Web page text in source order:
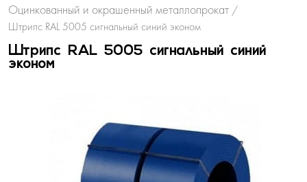
Оцинкованный и окрашенный металлопрокат /
Штрипс RAL 5005 сигнальный синий эконом
Штрипс RAL 5005 сигнальный синий
эконом